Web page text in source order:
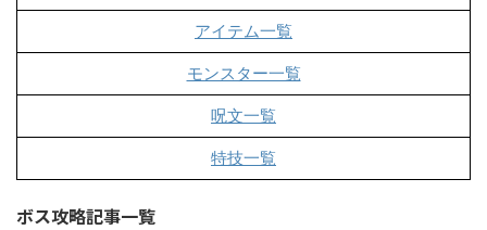
アイテム一覧
モンスター一覧
呪文一覧
特技一覧
ボス攻略記事一覧